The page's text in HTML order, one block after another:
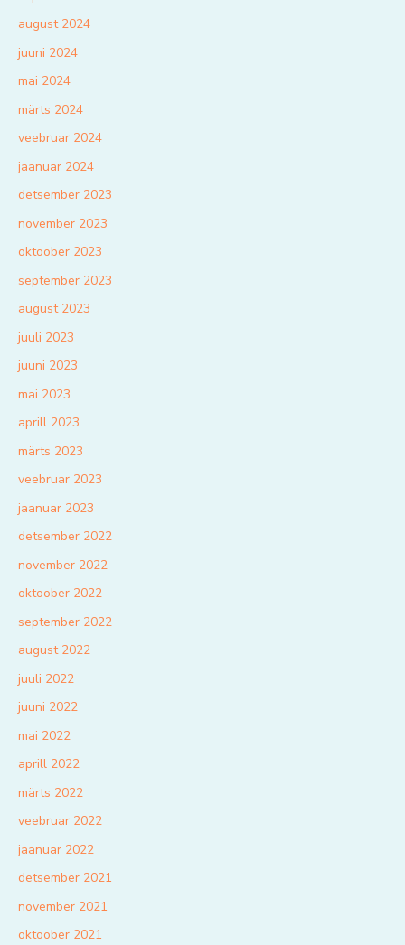
august 2024
juuni 2024
mai 2024
märts 2024
veebruar 2024
jaanuar 2024
detsember 2023
november 2023
oktoober 2023
september 2023
august 2023
juuli 2023
juuni 2023
mai 2023
aprill 2023
märts 2023
veebruar 2023
jaanuar 2023
detsember 2022
november 2022
oktoober 2022
september 2022
august 2022
juuli 2022
juuni 2022
mai 2022
aprill 2022
märts 2022
veebruar 2022
jaanuar 2022
detsember 2021
november 2021
oktoober 2021